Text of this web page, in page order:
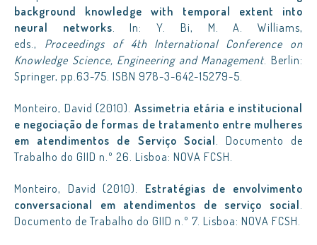
background knowledge with temporal extent into
neural networks. In: Y. Bi, M. A. Williams,
eds., Proceedings of 4th International Conference on
Knowledge Science, Engineering and Management. Berlin:
Springer, pp.63-75. ISBN 978-3-642-15279-5.
Monteiro, David (2010). Assimetria etária e institucional
e negociação de formas de tratamento entre mulheres
em atendimentos de Serviço Social. Documento de
Trabalho do GIID n.º 26. Lisboa: NOVA FCSH.
Monteiro, David (2010). Estratégias de envolvimento
conversacional em atendimentos de serviço social.
Documento de Trabalho do GIID n.º 7. Lisboa: NOVA FCSH.